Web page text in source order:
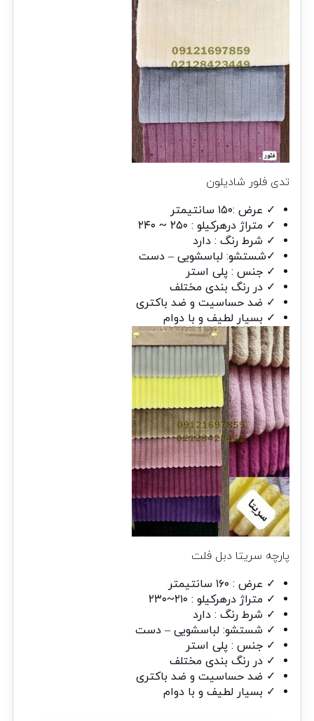
تدی فلور شادیلون
✓ عرض :۱۵۰ سانتیمتر
✓ متراژ درهرکیلو : ۲۵۰ ~ ۲۴۰
✓ شرط رنگ : دارد
✓شستشو: لباسشویی – دست
✓ جنس : پلی استر
✓ در رنگ بندی مختلف
✓ ضد حساسیت و ضد باکتری
✓ بسیار لطیف و با دوام
پارچه سریتا دبل فلت
✓ عرض : ۱۶۰ سانتیمتر
✓ متراژ درهرکیلو : ۲۱۰~۲۳۰
✓ شرط رنگ : دارد
✓ شستشو: لباسشویی – دست
✓ جنس : پلی استر
✓ در رنگ بندی مختلف
✓ ضد حساسیت و ضد باکتری
✓ بسیار لطیف و با دوام